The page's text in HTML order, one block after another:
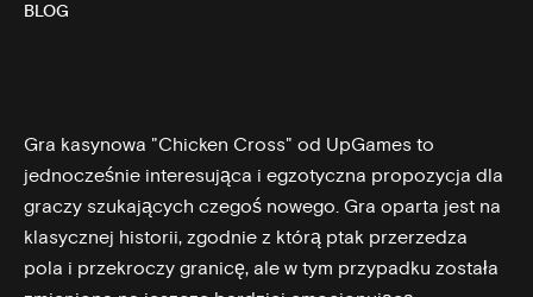
BLOG
Gra kasynowa "Chicken Cross" od UpGames to
jednocześnie interesująca i egzotyczna propozycja dla
graczy szukających czegoś nowego. Gra oparta jest na
klasycznej historii, zgodnie z którą ptak przerzedza
pola i przekroczy granicę, ale w tym przypadku została